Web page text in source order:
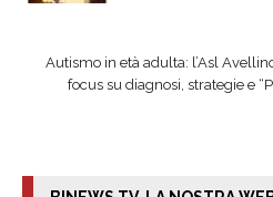
Autismo in età adulta: l’Asl
focus su diagnosi, strategie e